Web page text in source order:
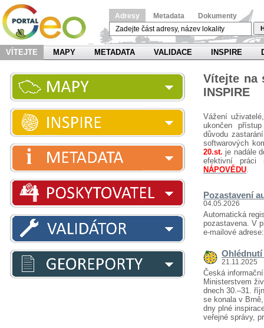
Adresy Metadata Dokumenty
VÍTEJTE MAPY METADATA VALIDACE INSPIRE
Vítejte na
INSPIRE
Vážení
ukončen
důvodu
softwarových
20.st. je nadále
efektivní práci
NÁPOVĚDU.
Pozastavení
04.05.2026
Automatická
pozastavena. V
e-mailové
Ohlédnutí
21.11.2025
Česká
Ministerstvem
dnech 30.–31.
se konala v
dny plné
veřejné správy,